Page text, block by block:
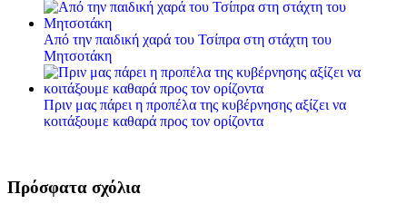
Από την παιδική χαρά του Τσίπρα στη στάχτη του
Μητσοτάκη
Πριν μας πάρει η προπέλα της κυβέρνησης αξίζει να
κοιτάξουμε καθαρά προς τον ορίζοντα
Πρόσφατα σχόλια